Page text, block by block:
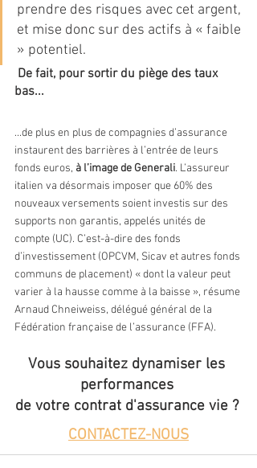
prendre des risques avec cet argent,
et mise donc sur des actifs à « faible
» potentiel.
bas...
...de plus en plus de compagnies d’assurance
instaurent des barrières à l’entrée de leurs
fonds euros, à l’image de Generali. L’assureur
italien va désormais imposer que 60% des
nouveaux versements soient investis sur des
supports non garantis, appelés unités de
compte (UC). C’est-à-dire des fonds
d’investissement (OPCVM, Sicav et autres fonds
communs de placement) « dont la valeur peut
varier à la hausse comme à la baisse », résume
Arnaud Chneiweiss, délégué général de la
Fédération française de l’assurance (FFA).
Vous souhaitez dynamiser les
performances
de votre contrat d'assurance vie ?
CONTACTEZ-NOUS